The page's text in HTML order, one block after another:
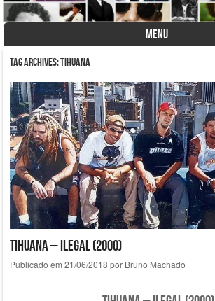
MENU
Skip to content
Tag Archives:Tihuana
Tihuana – Ilegal (2000)
Publicado em 21/06/2018 por Bruno Machado